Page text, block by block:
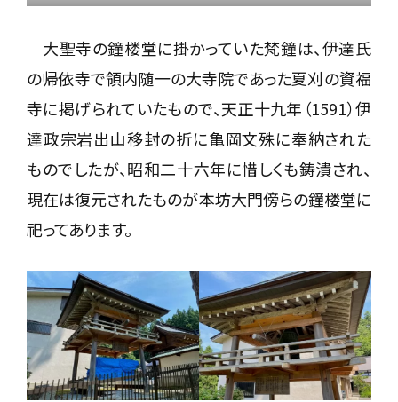
大聖寺の鐘楼堂に掛かっていた梵鐘は、伊達氏
の帰依寺で領内随一の大寺院であった夏刈の資福
寺に掲げられていたもので、天正十九年（1591）伊
達政宗岩出山移封の折に亀岡文殊に奉納された
ものでしたが、昭和二十六年に惜しくも鋳潰され、
現在は復元されたものが本坊大門傍らの鐘楼堂に
祀ってあります。